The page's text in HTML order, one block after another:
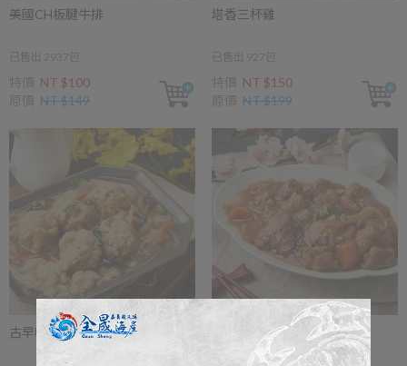
美國CH板腱牛排
NT $100
NT $149
塔香三杯雞
NT $150
NT $199
古早味獅子頭 好味道糖醋排骨